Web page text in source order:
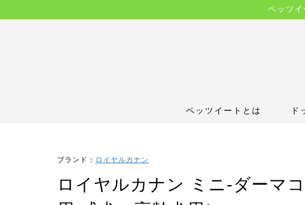
ペッツ
ペッツイートとは ド
ブランド： ロイヤルカナン
ロイヤルカナン ミニ-ダーマ